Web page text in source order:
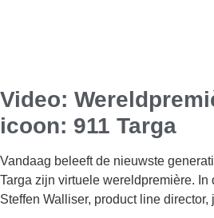
Video:
icoon: 911 Targa
Vandaag beleeft de nieuwste
Targa zijn virtuele wereldpremière. In
Steffen Walliser, product line director,